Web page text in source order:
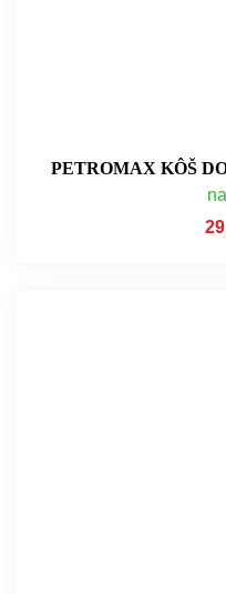
PETROMAX KÔŠ